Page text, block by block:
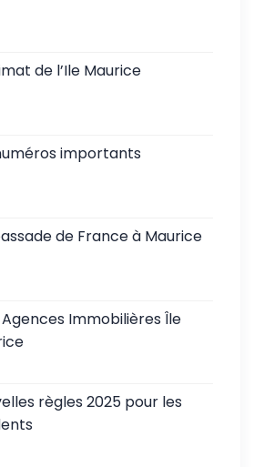
de l’Ile Maurice
importants
de France à Maurice
Agences Immobilières Île
règles 2025 pour les